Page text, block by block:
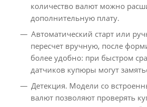
количество валют можно
дополнительную плату.
Автоматический старт или
пересчет вручную, после
более удобно: при быстром
датчиков купюры могут
Детекция. Модели со
валют позволяют проверять